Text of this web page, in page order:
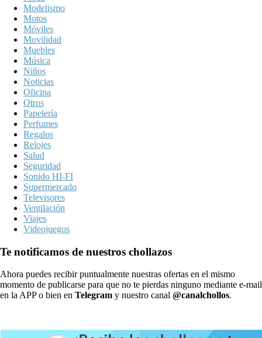
Modelismo
Motos
Móviles
Movilidad
Muebles
Música
Niños
Noticias
Oficina
Otros
Papelería
Perfumes
Regalos
Relojes
Salud
Seguridad
Sonido HI-FI
Supermercado
Televisores
Ventilación
Viajes
Videojuegos
Te notificamos de nuestros chollazos
Ahora puedes recibir puntualmente nuestras ofertas en el mismo
momento de publicarse para que no te pierdas ninguno mediante e-mail
en la APP o bien en Telegram y nuestro canal @canalchollos.